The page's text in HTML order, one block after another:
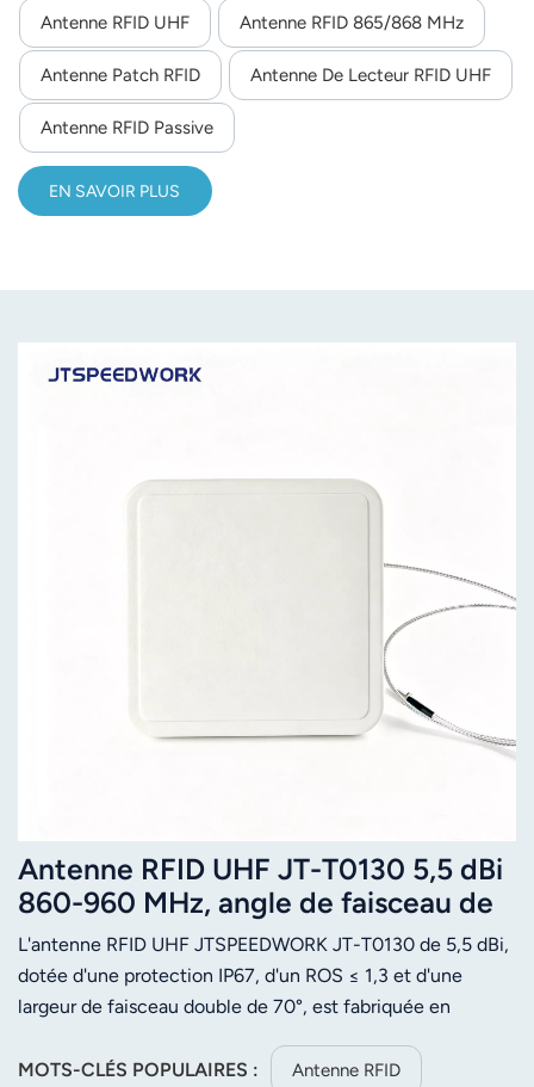
aluminium et ABS (258 × 258 × 36 mm, 0,9 kg), elle
résiste à des températures de -40 °C à +85 °C, ce qui la
rend idéale pour les applications RFID industrielles et
extérieures exigeantes.
Antenne RFID UHF Antenne RFID 865/868 MHz
Antenne Patch RFID Antenne De Lecteur RFID UHF
Antenne RFID Passive
EN SAVOIR PLUS
Antenne RFID UHF JT-T0130 5,5 dBi
860-960 MHz, angle de faisceau de
70°, pour la gestion d'actifs
L'antenne RFID UHF JTSPEEDWORK JT-T0130 de 5,5 dBi,
dotée d'une protection IP67, d'un ROS ≤ 1,3 et d'une
largeur de faisceau double de 70°, est fabriquée en
grande adaptabilité environnementale et sa facilité
MOTS-CLÉS POPULAIRES : Antenne RFID